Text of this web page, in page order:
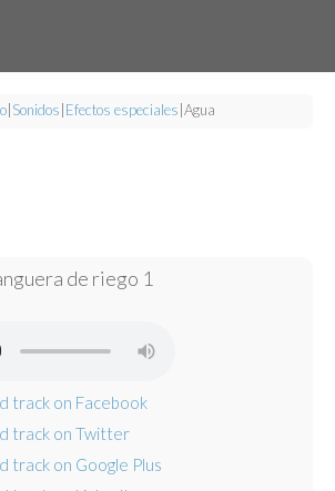
Sonidos Efectos especiales Agua
de riego 1